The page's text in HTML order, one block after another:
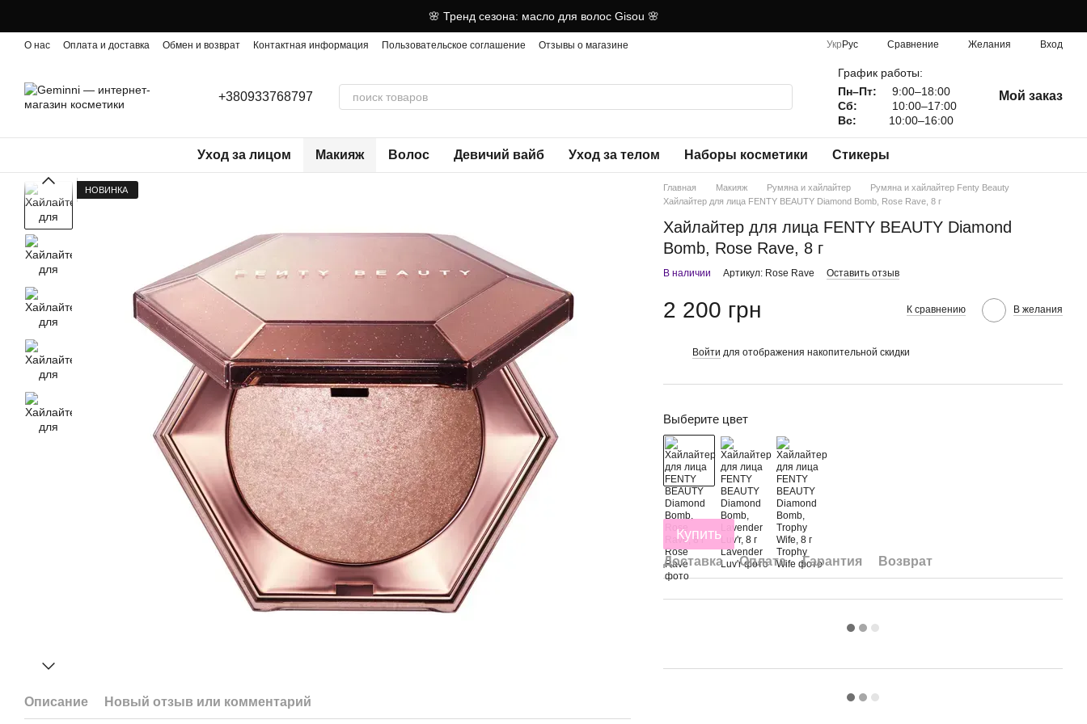
🌸 Тренд сезона: масло для волос Gisou 🌸
О нас Оплата и доставка Обмен и возврат Контактная информация Пользовательское соглашение Отзывы о магазине Укр Рус Сравнение Желания Вход
+380933768797
График работы:
Пн–Пт:
9:00–18:00
Сб:
10:00–17:00
Вс:
10:00–16:00
Мой заказ
Уход за лицом Макияж Волос Девичий вайб Уход за телом Наборы косметики Стикеры
НОВИНКА
Описание Новый отзыв или комментарий
Главная Макияж Румяна и хайлайтер
Румяна и хайлайтер Fenty Beauty
Хайлайтер для лица FENTY BEAUTY Diamond Bomb, Rose Rave, 8 г
Хайлайтер для лица FENTY BEAUTY Diamond
Bomb, Rose Rave, 8 г
В наличии Артикул: Rose Rave Оставить отзыв
2 200 грн К сравнению В желания
Войти для отображения накопительной скидки
Выберите цвет
Купить
Доставка Оплата Гарантия Возврат